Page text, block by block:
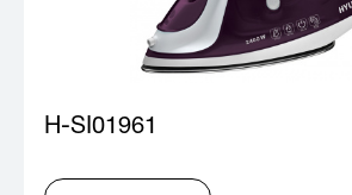
H-SI01961